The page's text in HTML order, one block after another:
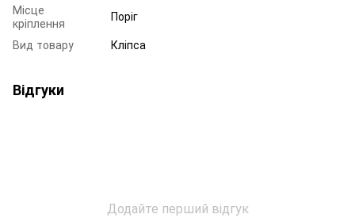
Місце
кріплення
Поріг
Вид товару
Кліпса
Відгуки
Додайте перший відгук